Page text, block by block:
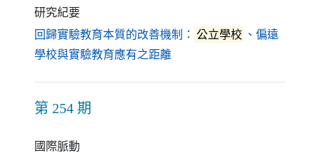
研究紀要
回歸實驗教育本質的改善機制： 公立學校 、偏遠
學校與實驗教育應有之距離（另開新視窗）
第 254 期
國際脈動